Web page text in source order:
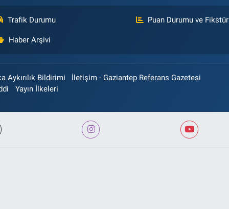
Trafik Durumu Puan Durumu ve Fikstür
Haber Arşivi
Aykırılık Bildirimi
İletişim - Gaziantep Referans Gazetesi
Yayın İlkeleri